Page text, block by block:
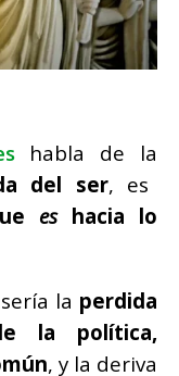
habla de la
del ser, es
eshacia lo
la perdida
la política,
, y la deriva